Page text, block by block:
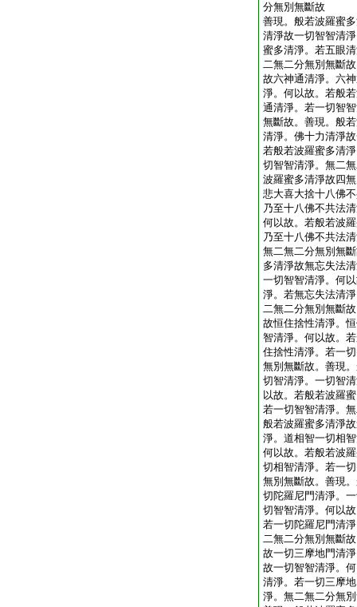
分無別無斷故
善現。般若波羅蜜
清淨故一切智智清
蜜多清淨。若五眼
二無二分無別無斷
故六神通清淨。六
淨。何以故。若般
通清淨。若一切智
無斷故。善現。般
清淨。佛十力清淨
若般若波羅蜜多清
切智智清淨。無二
波羅蜜多清淨故四
悲大喜大捨十八佛
乃至十八佛不共法
何以故。若般若波
乃至十八佛不共法
無二無二分無別無
多清淨故無忘失法
一切智智清淨。何
淨。若無忘失法清
二無二分無別無斷
故恒住捨性清淨。
智清淨。何以故。
住捨性清淨。若一
無別無斷故。善現
切智清淨。一切智
以故。若般若波羅
若一切智智清淨。
般若波羅蜜多清淨
淨。道相智一切相
何以故。若般若波
切相智清淨。若一
無別無斷故。善現
切陀羅尼門清淨。
切智智清淨。何以
若一切陀羅尼門清
二無二分無別無斷
故一切三摩地門清
故一切智智清淨。
清淨。若一切三摩
淨。無二無二分無